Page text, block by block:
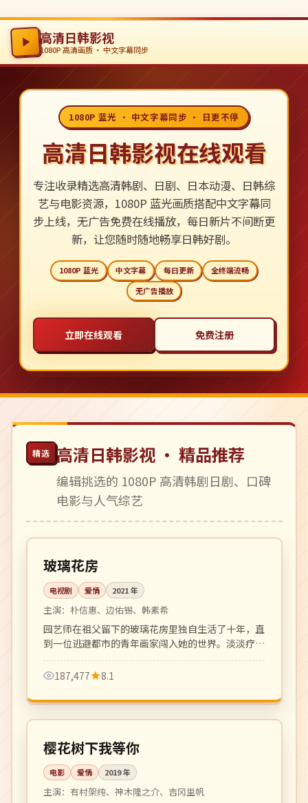
高清日韩影视
1080P 高清画质 · 中文字幕同步
1080P 蓝光 · 中文字幕同步 · 日更不停
高清日韩影视在线观看
专注收录精选高清韩剧、日剧、日本动漫、日韩综
艺与电影资源，1080P 蓝光画质搭配中文字幕同
步上线，无广告免费在线播放，每日新片不间断更
新，让您随时随地畅享日韩好剧。
1080P 蓝光 中文字幕 每日更新
全终端流畅
无广告播放
立即在线观看 免费注册
精选 高清日韩影视 · 精品推荐
编辑挑选的 1080P 高清韩剧日剧、口碑
电影与人气综艺
韩国
完结
玻璃花房
电视剧 爱情 2021年
主演： 朴信惠、边佑锡、韩素希
园艺师在祖父留下的玻璃花房里独自生活了十年，直
到一位逃避都市的青年画家闯入她的世界。淡淡疗
愈、细腻温柔的成人向爱情剧。
187,477
8.1
日本
高分 113 分钟
樱花树下我等你
电影 爱情 2019年
主演： 有村架纯、神木隆之介、吉冈里帆